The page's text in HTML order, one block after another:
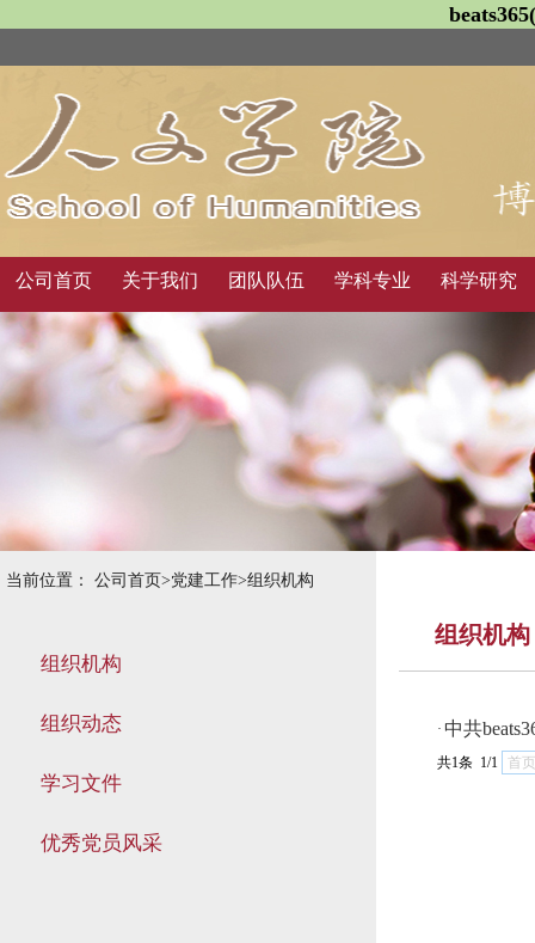
公司首页 关于我们 团队队伍 学科专业 科学研究
当前位置： 公司首页>党建工作>组织机构
组织机构
组织动态
学习文件
优秀党员风采
组织机构
· 中共
共1条 1/1 首页